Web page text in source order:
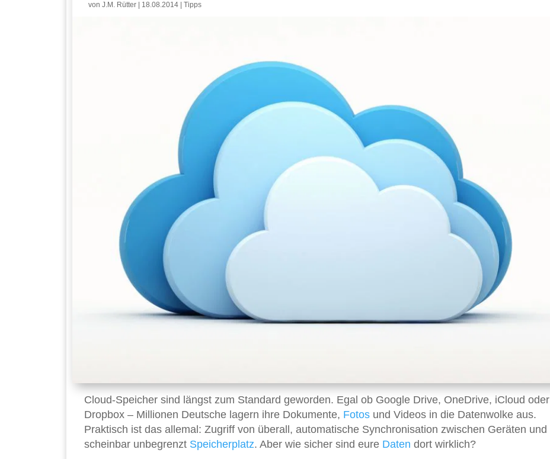
von J.M. Rütter 18.08.2014 Tipps
Cloud-Speicher sind längst zum Standard geworden. Egal ob Google Drive, OneDrive, iCloud oder
Dropbox – Millionen Deutsche lagern ihre Dokumente, Fotos und Videos in die Datenwolke aus.
Praktisch ist das allemal: Zugriff von überall, automatische Synchronisation zwischen Geräten und
scheinbar unbegrenzt Speicherplatz. Aber wie sicher sind eure Daten dort wirklich?